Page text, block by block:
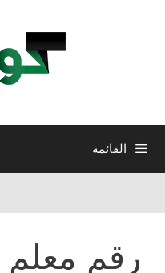
القائمة
رقم معلم